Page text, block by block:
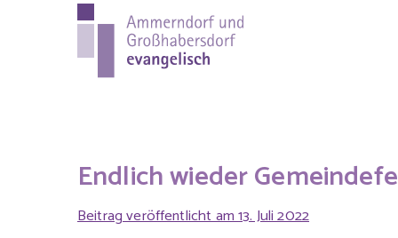
Evang.-Luth.
Endlich wieder
Beitrag veröffentlicht am13. Juli 2022